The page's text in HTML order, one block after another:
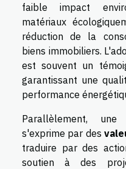
faible impact
matériaux
réduction de la
biens immobiliers.
est souvent un
garantissant une
performance
Parallèlement,
s'exprime par des
traduire par des
soutien à des